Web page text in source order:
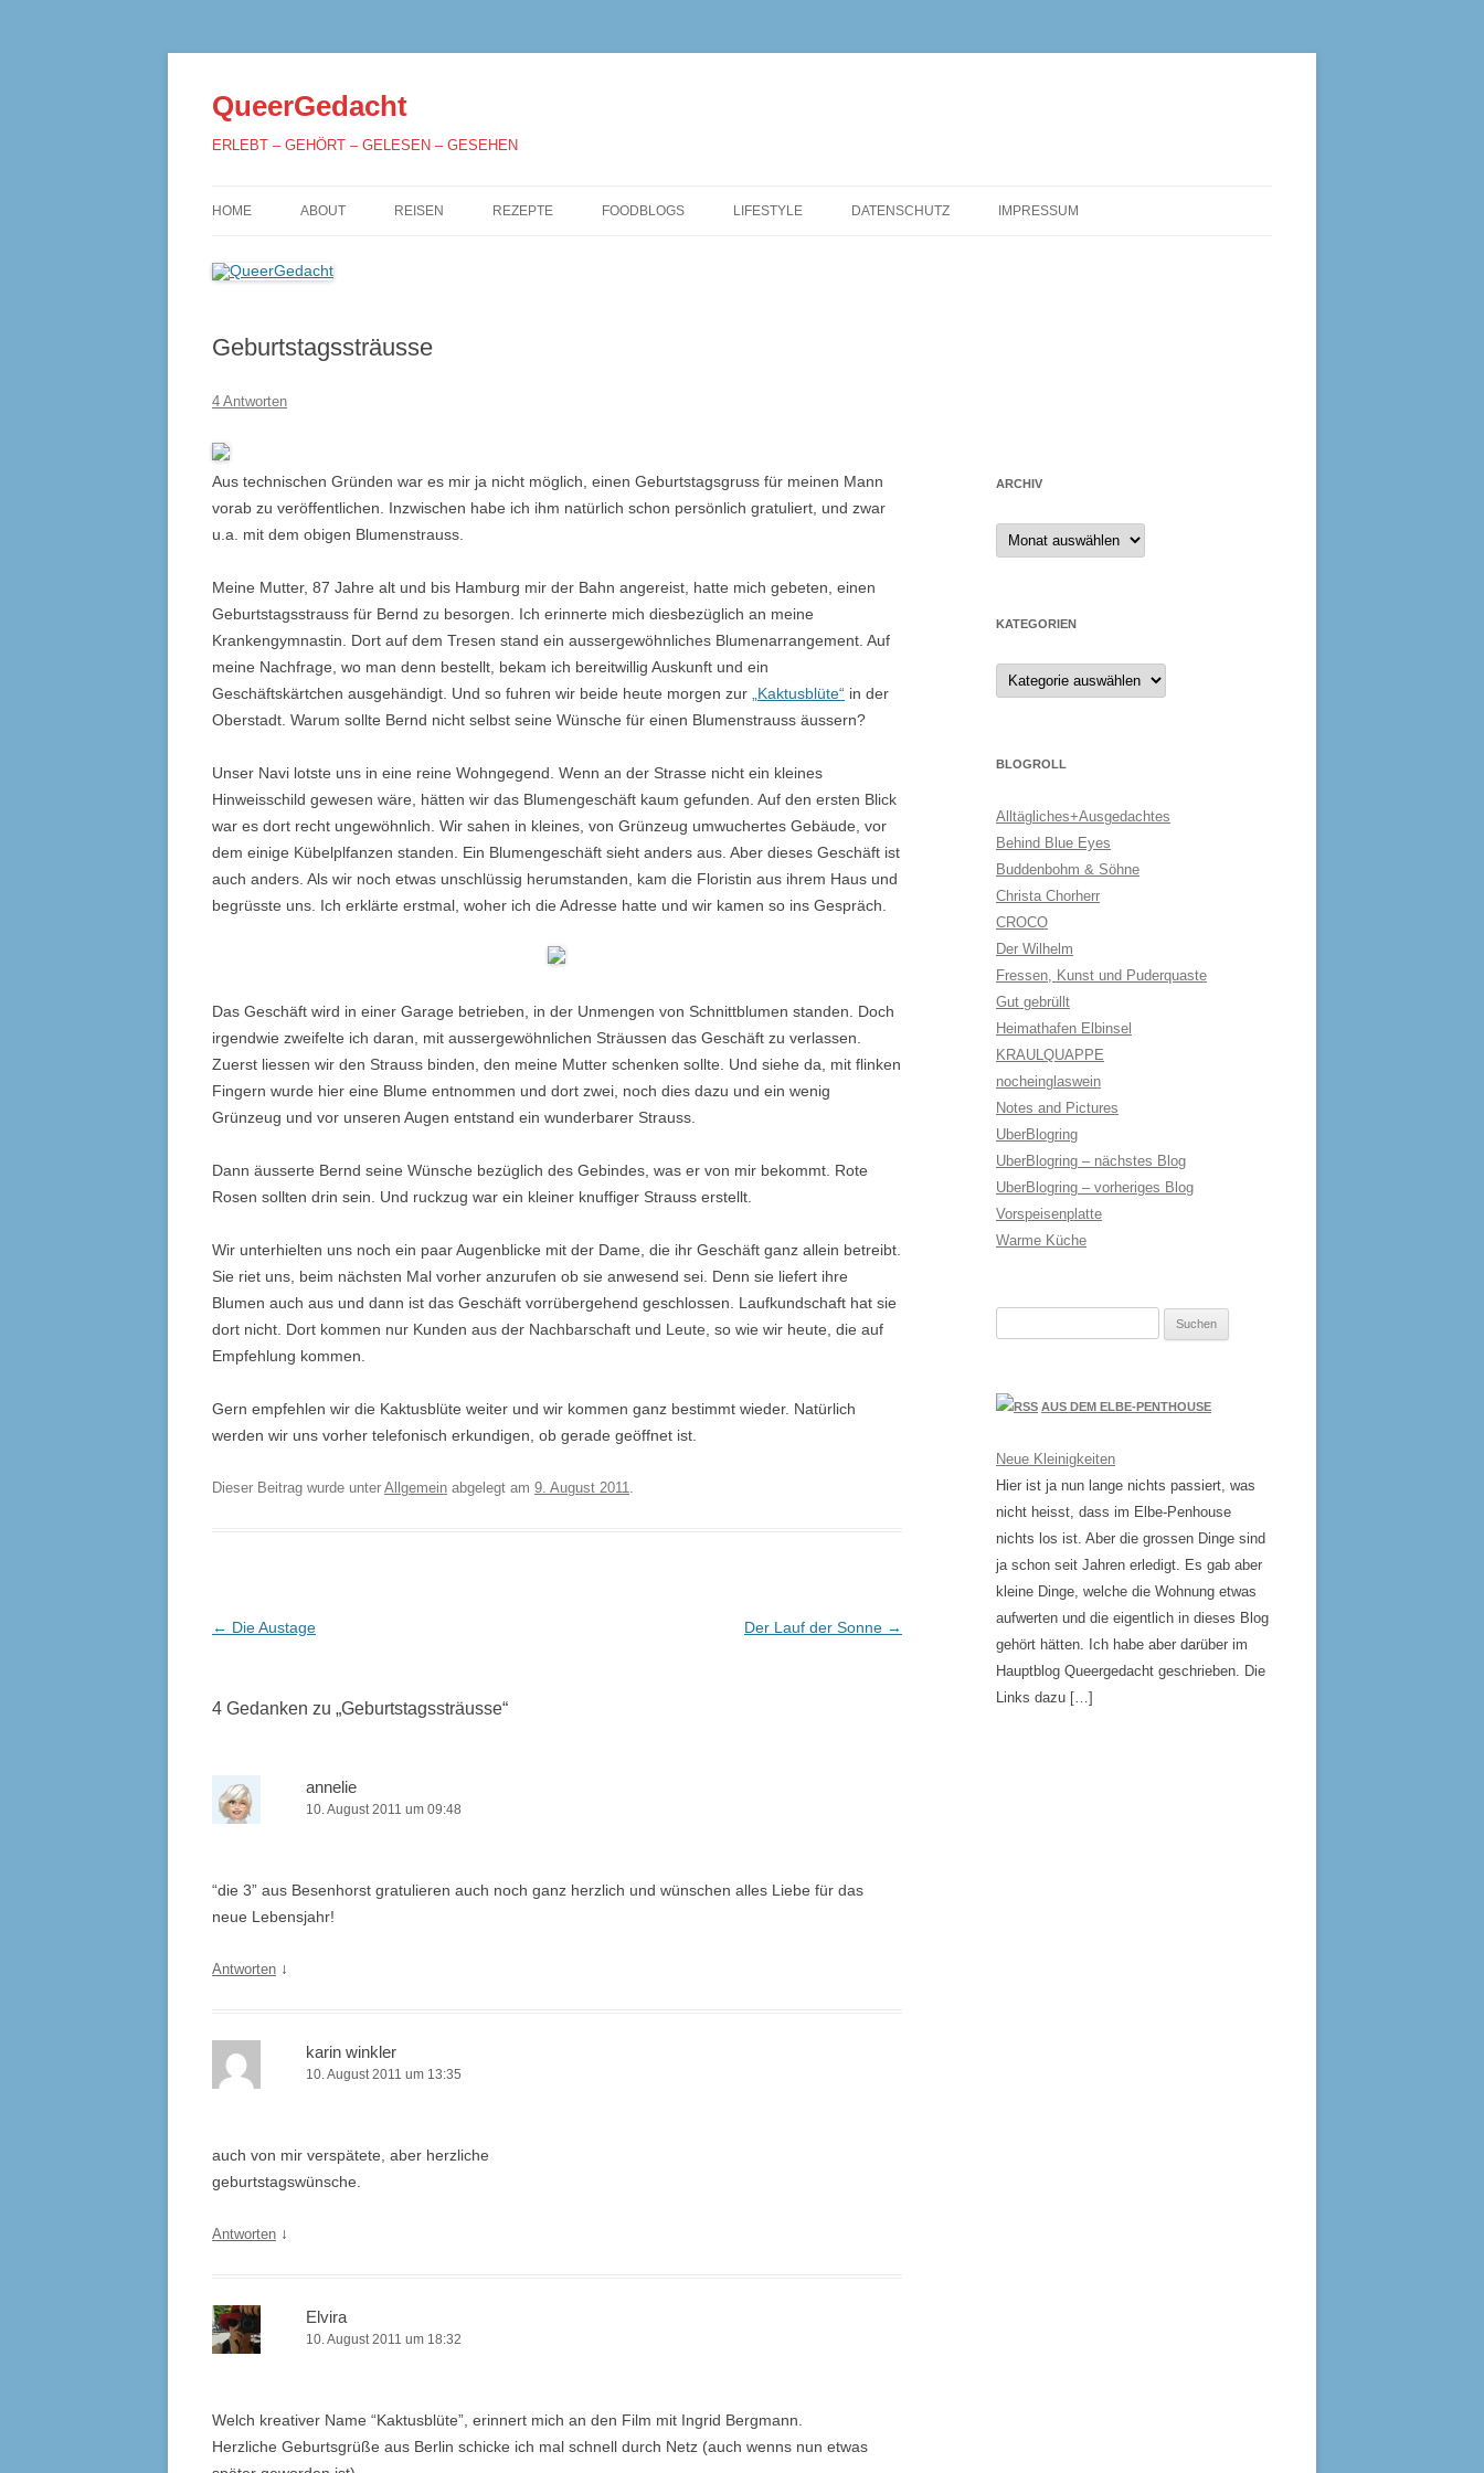
QueerGedacht
ERLEBT – GEHÖRT – GELESEN – GESEHEN
zum
HOME ABOUT REISEN REZEPTE FOODBLOGS LIFESTYLE DATENSCHUTZ IMPRESSUM
Geburtstagssträusse
4 Antworten
Aus technischen Gründen war es mir ja nicht möglich, einen Geburtstagsgruss für meinen Mann
vorab zu veröffentlichen. Inzwischen habe ich ihm natürlich schon persönlich gratuliert, und zwar
u.a. mit dem obigen Blumenstrauss.
Meine Mutter, 87 Jahre alt und bis Hamburg mir der Bahn angereist, hatte mich gebeten, einen
Geburtstagsstrauss für Bernd zu besorgen. Ich erinnerte mich diesbezüglich an meine
Krankengymnastin. Dort auf dem Tresen stand ein aussergewöhnliches Blumenarrangement. Auf
meine Nachfrage, wo man denn bestellt, bekam ich bereitwillig Auskunft und ein
Geschäftskärtchen ausgehändigt. Und so fuhren wir beide heute morgen zur
„Kaktusblüte“ in der
Oberstadt. Warum sollte Bernd nicht selbst seine Wünsche für einen Blumenstrauss äussern?
Unser Navi lotste uns in eine reine Wohngegend. Wenn an der Strasse nicht ein kleines
Hinweisschild gewesen wäre, hätten wir das Blumengeschäft kaum gefunden. Auf den ersten Blick
war es dort recht ungewöhnlich. Wir sahen in kleines, von Grünzeug umwuchertes Gebäude, vor
dem einige Kübelplfanzen standen. Ein Blumengeschäft sieht anders aus. Aber dieses Geschäft ist
auch anders. Als wir noch etwas unschlüssig herumstanden, kam die Floristin aus ihrem Haus und
begrüsste uns. Ich erklärte erstmal, woher ich die Adresse hatte und wir kamen so ins Gespräch.
Das Geschäft wird in einer Garage betrieben, in der Unmengen von Schnittblumen standen. Doch
irgendwie zweifelte ich daran, mit aussergewöhnlichen Sträussen das Geschäft zu verlassen.
Zuerst liessen wir den Strauss binden, den meine Mutter schenken sollte. Und siehe da, mit flinken
Fingern wurde hier eine Blume entnommen und dort zwei, noch dies dazu und ein wenig
Grünzeug und vor unseren Augen entstand ein wunderbarer Strauss.
Dann äusserte Bernd seine Wünsche bezüglich des Gebindes, was er von mir bekommt. Rote
Rosen sollten drin sein. Und ruckzug war ein kleiner knuffiger Strauss erstellt.
Wir unterhielten uns noch ein paar Augenblicke mit der Dame, die ihr Geschäft ganz allein betreibt.
Sie riet uns, beim nächsten Mal vorher anzurufen ob sie anwesend sei. Denn sie liefert ihre
Blumen auch aus und dann ist das Geschäft vorrübergehend geschlossen. Laufkundschaft hat sie
dort nicht. Dort kommen nur Kunden aus der Nachbarschaft und Leute, so wie wir heute, die auf
Empfehlung kommen.
Gern empfehlen wir die Kaktusblüte weiter und wir kommen ganz bestimmt wieder. Natürlich
werden wir uns vorher telefonisch erkundigen, ob gerade geöffnet ist.
Dieser Beitrag wurde unter Allgemein abgelegt am 9. August 2011.
Beitrags-
← Die Austage Der Lauf der Sonne →
4 Gedanken zu „Geburtstagssträusse“
annelie
10. August 2011 um 09:48
“die 3” aus Besenhorst gratulieren auch noch ganz herzlich und wünschen alles Liebe für das
neue Lebensjahr!
Antworten ↓
karin winkler
10. August 2011 um 13:35
auch von mir verspätete, aber herzliche
geburtstagswünsche.
Antworten ↓
Elvira
10. August 2011 um 18:32
Welch kreativer Name “Kaktusblüte”, erinnert mich an den Film mit Ingrid Bergmann.
Herzliche Geburtsgrüße aus Berlin schicke ich mal schnell durch Netz (auch wenns nun etwas
ARCHIV
Archiv
KATEGORIEN
Kategorien
BLOGROLL
Alltägliches+Ausgedachtes
Behind Blue Eyes
Buddenbohm & Söhne
Christa Chorherr
CROCO
Der Wilhelm
Fressen, Kunst und Puderquaste
Gut gebrüllt
Heimathafen Elbinsel
KRAULQUAPPE
nocheinglaswein
Notes and Pictures
UberBlogring
UberBlogring – nächstes Blog
UberBlogring – vorheriges Blog
Vorspeisenplatte
Warme Küche
AUS DEM ELBE-PENTHOUSE
Neue Kleinigkeiten
Hier ist ja nun lange nichts passiert, was
nicht heisst, dass im Elbe-Penhouse
nichts los ist. Aber die grossen Dinge sind
ja schon seit Jahren erledigt. Es gab aber
kleine Dinge, welche die Wohnung etwas
aufwerten und die eigentlich in dieses Blog
gehört hätten. Ich habe aber darüber im
Hauptblog Queergedacht geschrieben. Die
Links dazu […]